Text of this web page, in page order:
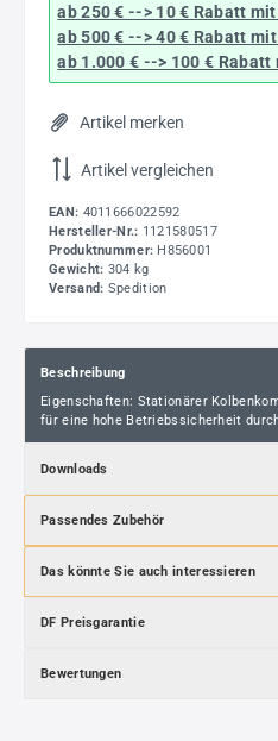
ab 250 € --> 10 € Rabatt
ab 500 € --> 40 € Rabatt mit
ab 1.000 € --> 100 € Rabatt
Artikel merken
Artikel vergleichen
EAN: 4011666022592
Hersteller-Nr.: 1121580517
Produktnummer: H856001
Gewicht: 304 kg
Versand: Spedition
Beschreibung
Eigenschaften: Stationärer
für eine hohe Betriebssicherheit
Downloads
Passendes Zubehör
Das könnte Sie auch interessieren
DF Preisgarantie
Bewertungen